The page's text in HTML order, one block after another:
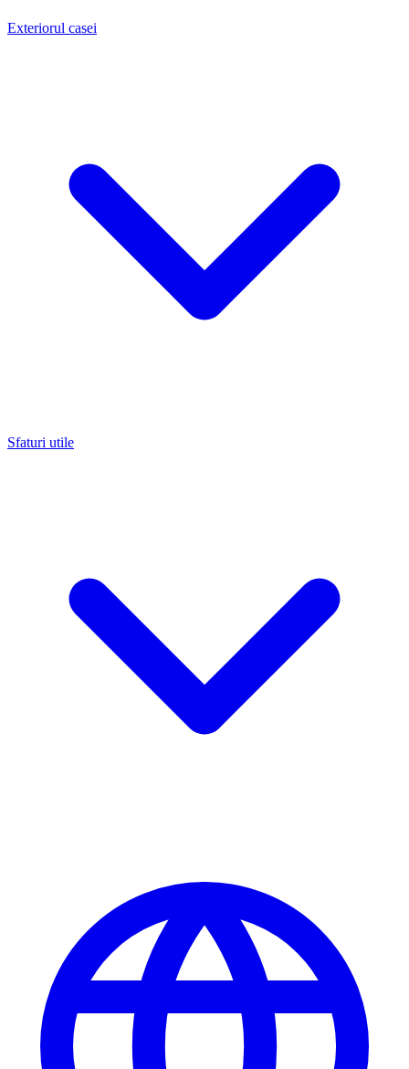
Exteriorul casei
Sfaturi utile